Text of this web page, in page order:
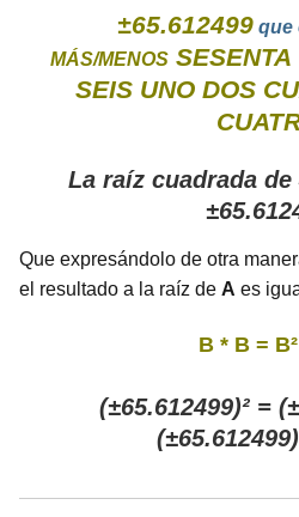
±65.612499que
MÁS/MENOS
SEIS UNO DOS
La raíz cuadrada de
Que expresándolo de otra
el resultado a la raíz de A es
B * B =
(±65.612499)² =